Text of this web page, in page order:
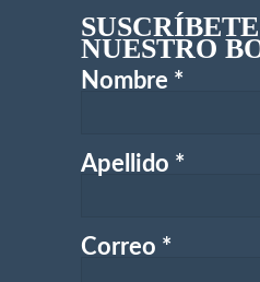
NUESTRO
Nombre *
Apellido *
Correo *